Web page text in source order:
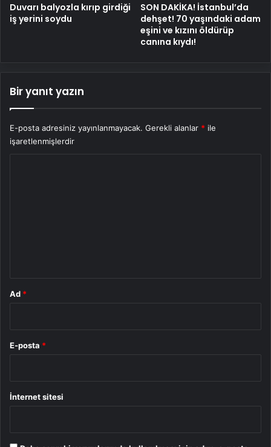
Duvarı balyozla kırıp girdiği
iş yerini soydu
SON DAKİKA! İstanbul’da
dehşet! 70 yaşındaki adam
eşini ve kızını öldürüp
canına kıydı!
Bir yanıt yazın
E-posta adresiniz yayınlanmayacak. Gerekli alanlar * ile
işaretlenmişlerdir
Ad *
E-posta *
İnternet sitesi